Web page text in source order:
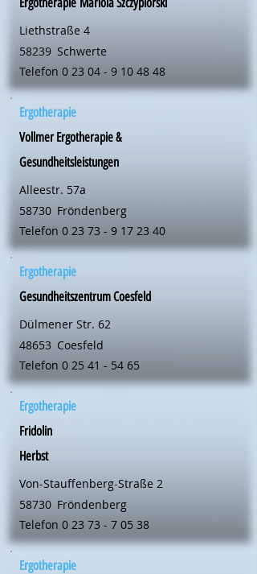
Liethstraße 4
58239 Schwerte
Telefon 0 23 04 - 9 10 48 48
Ergotherapie
Vollmer Ergotherapie &
Gesundheitsleistungen
Alleestr. 57a
58730 Fröndenberg
Telefon 0 23 73 - 9 17 23 40
Ergotherapie
Gesundheitszentrum Coesfeld
Dülmener Str. 62
48653 Coesfeld
Telefon 0 25 41 - 54 65
Ergotherapie
Fridolin
Herbst
Von-Stauffenberg-Straße 2
58730 Fröndenberg
Telefon 0 23 73 - 7 05 38
Ergotherapie